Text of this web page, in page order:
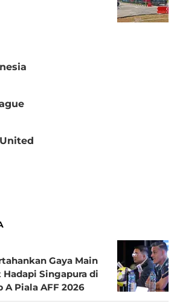
Gaya Main
Singapura di
A Piala AFF 2026